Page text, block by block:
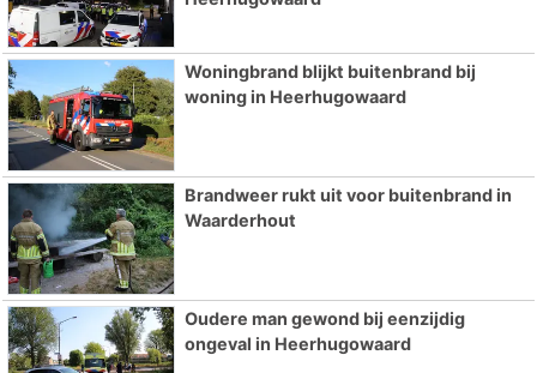
Woningbrand blijkt buitenbrand bij
woning in Heerhugowaard
Brandweer rukt uit voor buitenbrand in
Waarderhout
Oudere man gewond bij eenzijdig
ongeval in Heerhugowaard